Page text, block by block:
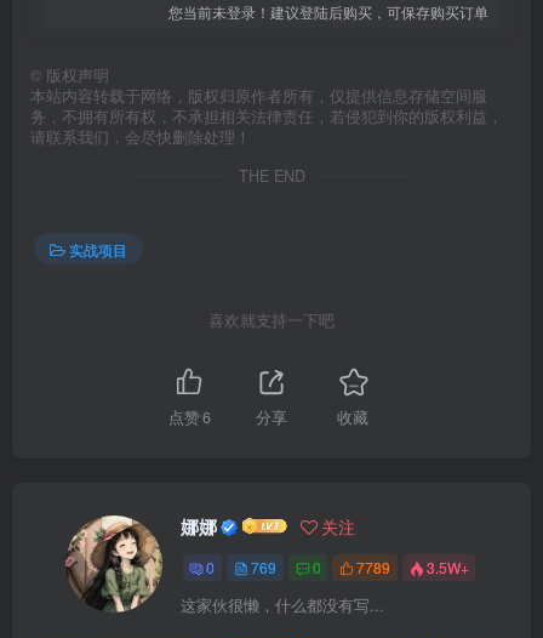
您当前未登录！建议登陆后购买，可保存购买订单
© 版权声明
本站内容转载于网络，版权归原作者所有，仅提供信息存储空间服
务，不拥有所有权，不承担相关法律责任，若侵犯到你的版权利益，
请联系我们，会尽快删除处理！
THE END
实战项目
喜欢就支持一下吧
点赞6 分享 收藏
娜娜 关注
0 769 0 7789 3.5W+
这家伙很懒，什么都没有写...